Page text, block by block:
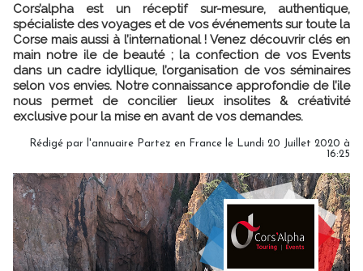
Cors’alpha est un réceptif sur-mesure, authentique,
spécialiste des voyages et de vos événements sur toute la
Corse mais aussi à l’international ! Venez découvrir clés en
main notre ile de beauté ; la confection de vos Events
dans un cadre idyllique, l’organisation de vos séminaires
selon vos envies. Notre connaissance approfondie de l’ile
nous permet de concilier lieux insolites & créativité
exclusive pour la mise en avant de vos demandes.
Rédigé par l'annuaire Partez en France le Lundi 20 Juillet 2020 à
16:25